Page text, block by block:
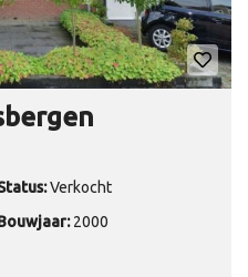
Verkocht
2000